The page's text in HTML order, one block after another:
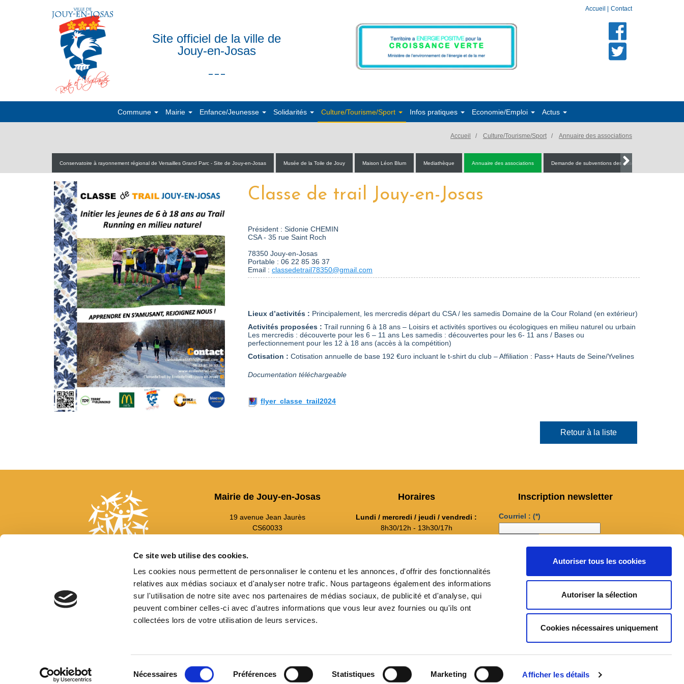
Ce site web utilise des cookies.
Les cookies nous permettent de personnaliser le contenu et les annonces, d'offrir des fonctionnalités
relatives aux médias sociaux et d'analyser notre trafic. Nous partageons également des informations
sur l'utilisation de notre site avec nos partenaires de médias sociaux, de publicité et d'analyse, qui
peuvent combiner celles-ci avec d'autres informations que vous leur avez fournies ou qu'ils ont
collectées lors de votre utilisation de leurs services.
du
Nécessaires Préférences Statistiques Marketing Afficher les détails
Autoriser tous les cookies
Autoriser la sélection
Cookies nécessaires uniquement
Accueil Contact
Site officiel de la ville de
Jouy-en-Josas
___
Commune Mairie Enfance/Jeunesse Solidarités Culture/Tourisme/Sport Infos pratiques Economie/Emploi Actus
Accueil Culture/Tourisme/Sport Annuaire des associations
Conservatoire à rayonnement régional de Versailles Grand Parc - Site de Jouy-en-Josas Musée de la Toile de Jouy Maison Léon Blum Mediathèque Annuaire des associations Demande de subventions des associations
Classe de trail Jouy-en-Josas
Président : Sidonie CHEMIN
CSA - 35 rue Saint Roch
78350 Jouy-en-Josas
Portable : 06 22 85 36 37
Email : classedetrail78350@gmail.com
Lieux d’activités : Principalement, les mercredis départ du CSA / les samedis Domaine de la Cour Roland (en extérieur)
Activités proposées : Trail running 6 à 18 ans – Loisirs et activités sportives ou écologiques en milieu naturel ou urbain
Les mercredis : découverte pour les 6 – 11 ans Les samedis : découvertes pour les 6- 11 ans / Bases ou
perfectionnement pour les 12 à 18 ans (accès à la compétition)
Cotisation : Cotisation annuelle de base 192 €uro incluant le t-shirt du club – Affiliation : Pass+ Hauts de Seine/Yvelines
Documentation téléchargeable
flyer_classe_trail2024
Retour à la liste
Mairie de Jouy-en-Josas
19 avenue Jean Jaurès
CS60033
Contact
---
Itinéraire et plan d'accès
Horaires
Lundi / mercredi / jeudi / vendredi :
8h30/12h - 13h30/17h
---
Suivez-nous sur Facebook
Suivez-nous sur x
Inscription newsletter
Courriel : (*)